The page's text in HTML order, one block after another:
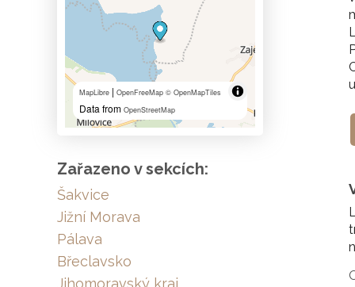
MapLibre | OpenFreeMap © OpenMapTiles
Data from OpenStreetMap
Zařazeno v sekcích:
Šakvice
Jižní Morava
Pálava
Břeclavsko
Jihomoravský kraj